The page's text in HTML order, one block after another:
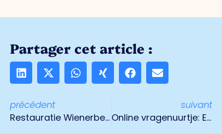
Partager cet article :
précédent
Restauratie Wienerberger Schoorsteen gestart
suivant
Online vragenuurtje: Energie 22 april 2021